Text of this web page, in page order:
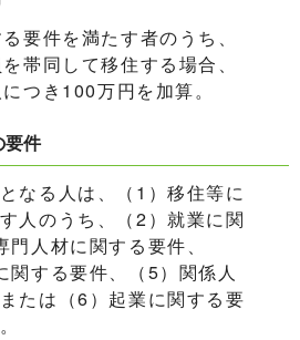
要件を満たす者のうち、
帯同して移住する場合、
つき100万円を加算。
要件
なる人は、（1）移住等に
人のうち、（2）就業に関
人材に関する要件、
関する要件、（5）関係人
たは（6）起業に関する要